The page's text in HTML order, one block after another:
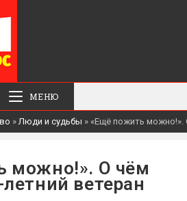
МЕНЮ
»Люди и судьбы » «Ещё пожить можно!».
можно!». О чём
ветеран